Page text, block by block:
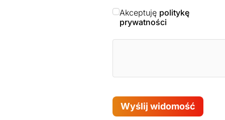
Akceptuję politykę
prywatności
Wyślij widomość